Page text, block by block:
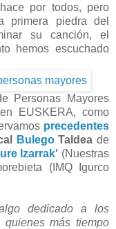
por todos, pero
primera piedra del
su canción, el
hemos escuchado
Personas Mayores
EUSKERA, como
precedentes
BulegoTaldea de
Izarrak' (Nuestras
(IMQ Igurco
dedicado a los
más tiempo